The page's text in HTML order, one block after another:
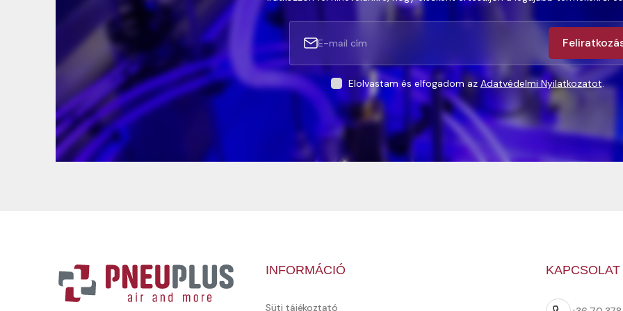
Elolvastam és elfogadom azAdatvédelmi Nyilatkozatot.
INFORMÁCIÓ
Süti tájékoztató
KAPCSOLAT